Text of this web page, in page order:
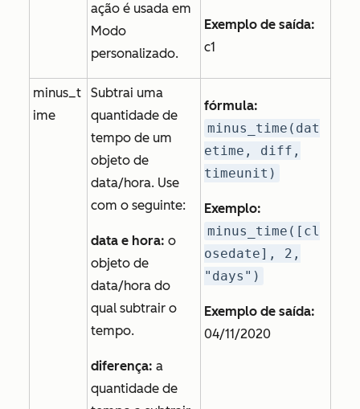
ação é usada em
Modo
personalizado.
Exemplo de saída:
c1
minus_t
ime
Subtrai uma
quantidade de
tempo de um
objeto de
data/hora. Use
com o seguinte:
data e hora: o
objeto de
data/hora do
qual subtrair o
tempo.
diferença: a
quantidade de
fórmula:
minus_time(dat
etime, diff,
timeunit)
Exemplo:
minus_time([cl
osedate], 2,
"days")
Exemplo de saída:
04/11/2020